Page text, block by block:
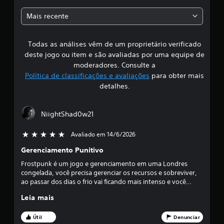
a
s
s
ç
ã
m
Mais recente
Todas as análises vêm de um proprietário verificado
deste jogo ou item e são avaliadas por uma equipe de
moderadores. Consulte a
Política de classificações e avaliações para obter mais
detalhes.
NiightShad0w21
5 estrelas de 5 Avaliado em 14/6/2026
Gerenciamento Punitivo
Frostpunk é um jogo e gerenciamento em uma Londres
congelada, você precisa gerenciar os recursos e sobreviver,
ao passar dos dias o frio vai ficando mais intenso e você
um passo errado e você é expulso da cidade, uma escolha
escolha errada e você pode virar um ditador, se você gosta
Leia mais
Útil Denunciar